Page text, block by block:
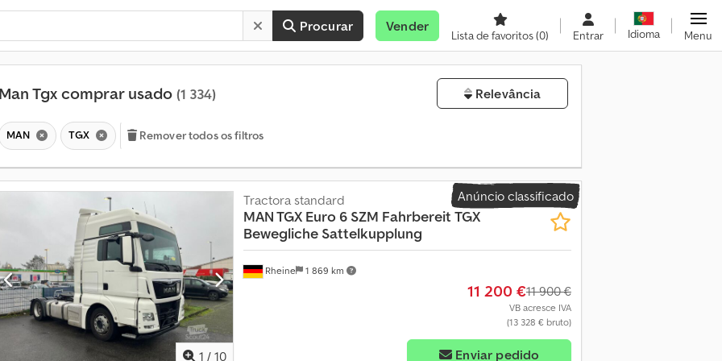
Procurar Vender
Lista de favoritos(0) Entrar Idioma Menu
Man Tgx comprar usado (1 334) Relevância
MAN TGX Remover todos os filtros
Anúncio classificado
1 / 10
Rheine 1 869 km
Tractora standard
MAN TGX Euro 6 SZM Fahrbereit TGX
Bewegliche Sattelkupplung
11 200 €11 900 €
VB acresce IVA
(13 328 € bruto)
Enviar pedido
M